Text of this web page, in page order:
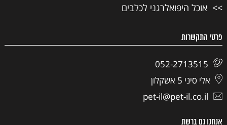
אוכל היפואלרגני לכלבים
פרטי התקשרות
052-2713515
אלי סיני 5 אשקלון
pet-il@pet-il.co.il
אנחנו גם ברשת